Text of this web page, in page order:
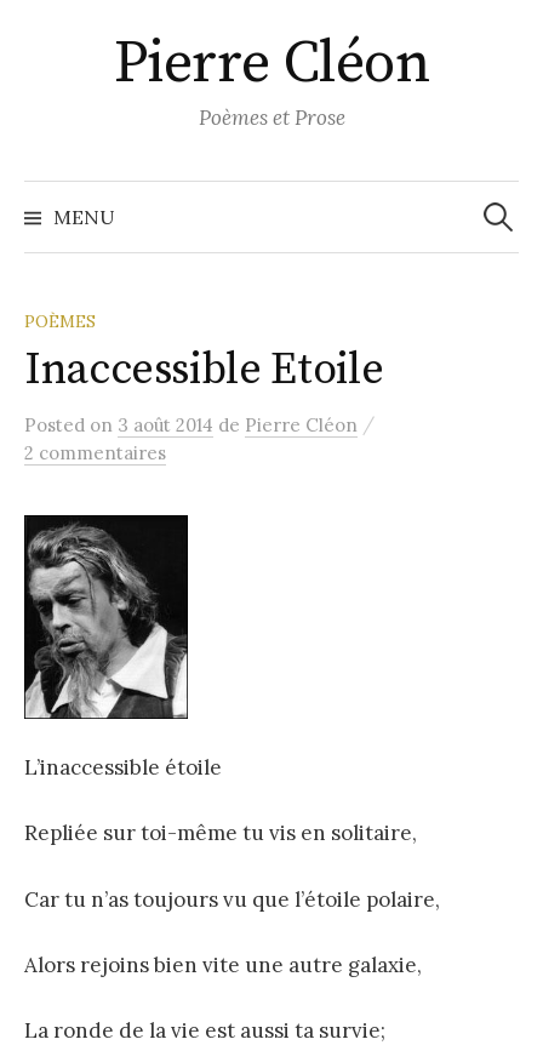
Pierre Cléon
Poèmes et Prose
MENU
POÈMES
Inaccessible Etoile
Posted on 3 août 2014 de Pierre Cléon /
2 commentaires
L’inaccessible étoile
Repliée sur toi-même tu vis en solitaire,
Car tu n’as toujours vu que l’étoile polaire,
Alors rejoins bien vite une autre galaxie,
La ronde de la vie est aussi ta survie;